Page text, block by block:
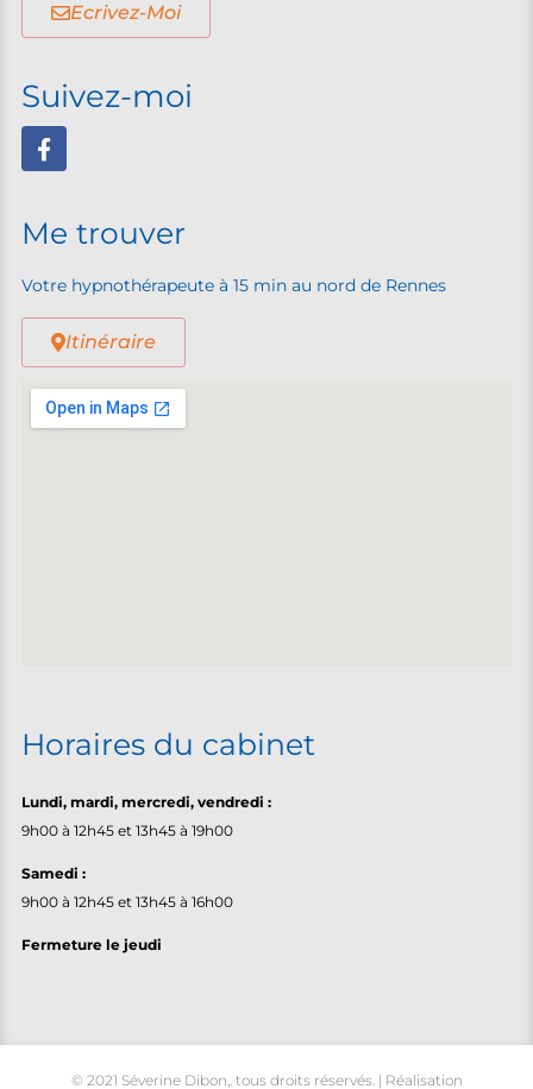
Ecrivez-Moi
Suivez-moi
Me trouver
Votre hypnothérapeute à 15 min au nord de Rennes
Itinéraire
Horaires du cabinet
Lundi, mardi, mercredi, vendredi :
9h00 à 12h45 et 13h45 à 19h00
Samedi :
9h00 à 12h45 et 13h45 à 16h00
Fermeture le jeudi
© 2021 Séverine Dibon,. tous droits réservés. | Réalisation